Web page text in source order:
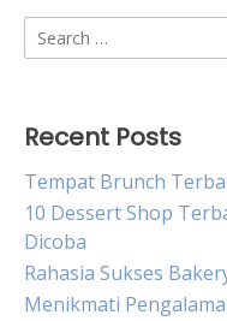
Search
for:
Recent Posts
Tempat Brunch
10 Dessert Shop
Dicoba
Rahasia Sukses
Menikmati